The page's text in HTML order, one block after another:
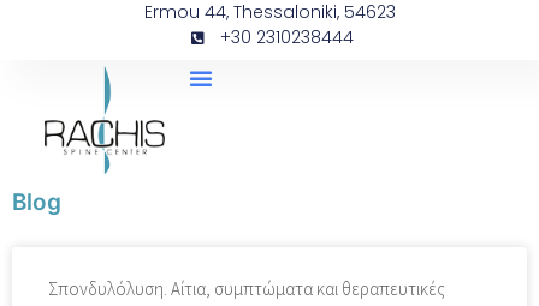
Ermou 44, Thessaloniki, 54623
+30 2310238444
Blog
Σπονδυλόλυση. Αίτια, συμπτώματα και θεραπευτικές